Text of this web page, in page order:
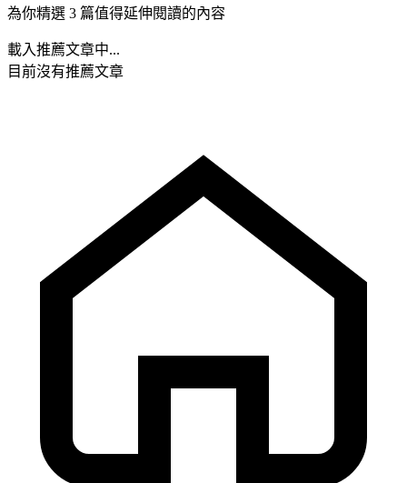
為你精選 3 篇值得延伸閱讀的內容
載入推薦文章中...
目前沒有推薦文章